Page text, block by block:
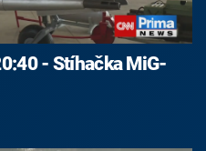
- Stíhačka MiG-